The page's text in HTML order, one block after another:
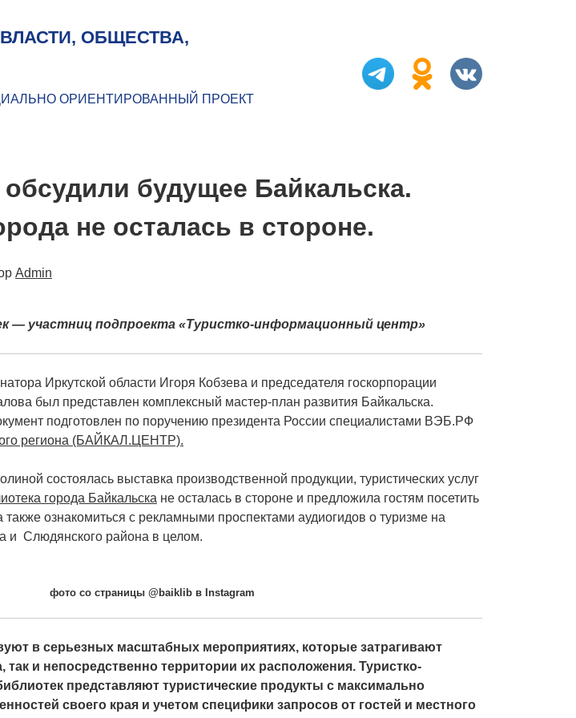
ОБЩЕСТВА,
ОРИЕНТИРОВАННЫЙ ПРОЕКТ
будущее Байкальска.
не осталась в стороне.
Admin
— участниц подпроекта «Туристко-информационный центр»
Иркутской области Игоря Кобзева и председателя госкорпорации
был представлен комплексный мастер-план развития Байкальска.
подготовлен по поручению президента России специалистами ВЭБ.РФ
региона (БАЙКАЛ.ЦЕНТР).
состоялась выставка производственной продукции, туристических услуг
города Байкальска не осталась в стороне и предложила гостям посетить
также ознакомиться с рекламными проспектами аудиогидов о туризме на
и Слюдянского района в целом.
фото со страницы @baiklib в Instagram
в серьезных масштабных мероприятиях, которые затрагивают
так и непосредственно территории их расположения. Туристко-
представляют туристические продукты с максимально
своего края и учетом специфики запросов от гостей и местного